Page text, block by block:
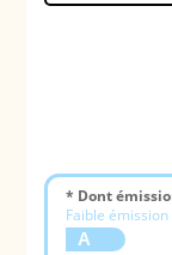
* Dont
Faible émission
A